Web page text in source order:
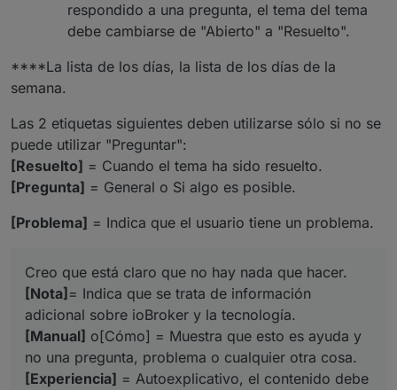
respondido a una pregunta, el tema del tema
debe cambiarse de "Abierto" a "Resuelto".
****La lista de los días, la lista de los días de la
semana.
Las 2 etiquetas siguientes deben utilizarse sólo si no se
puede utilizar "Preguntar":
[Resuelto] = Cuando el tema ha sido resuelto.
[Pregunta] = General o Si algo es posible.
[Problema] = Indica que el usuario tiene un problema.
Creo que está claro que no hay nada que hacer.
[Nota] = Indica que se trata de información
adicional sobre ioBroker y la tecnología.
[Manual] o[Cómo] = Muestra que esto es ayuda y
no una pregunta, problema o cualquier otra cosa.
[Experiencia] = Autoexplicativo, el contenido debe